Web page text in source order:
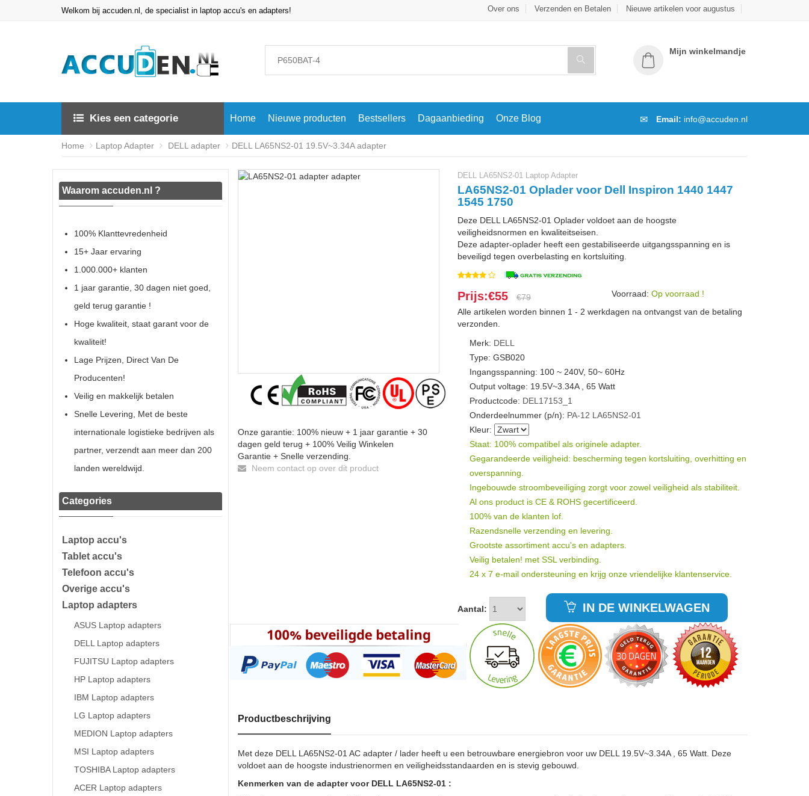
Welkom bij accuden.nl, de specialist in laptop accu's en adapters! Over ons Verzenden en Betalen Nieuwe artikelen voor augustus
Mijn winkelmandje
Kies een categorie Home Nieuwe producten Bestsellers Dagaanbieding Onze Blog Email: info@accuden.nl
Home Laptop Adapter DELL adapter DELL LA65NS2-01 19.5V~3.34A adapter
Waarom accuden.nl ?
100% Klanttevredenheid
15+ Jaar ervaring
1.000.000+ klanten
1 jaar garantie, 30 dagen niet goed,
geld terug garantie !
Hoge kwaliteit, staat garant voor de
kwaliteit!
Lage Prijzen, Direct Van De
Producenten!
Veilig en makkelijk betalen
Snelle Levering, Met de beste
internationale logistieke bedrijven als
partner, verzendt aan meer dan 200
landen wereldwijd.
Categories
Laptop accu's
Tablet accu's
Telefoon accu's
Overige accu's
Laptop adapters
ASUS Laptop adapters
DELL Laptop adapters
FUJITSU Laptop adapters
HP Laptop adapters
IBM Laptop adapters
LG Laptop adapters
MEDION Laptop adapters
MSI Laptop adapters
TOSHIBA Laptop adapters
ACER Laptop adapters
Onze garantie: 100% nieuw + 1 jaar garantie + 30
dagen geld terug + 100% Veilig Winkelen
Garantie + Snelle verzending.
Neem contact op over dit product
DELL LA65NS2-01 Laptop Adapter
LA65NS2-01 Oplader voor Dell Inspiron 1440 1447
1545 1750
Deze DELL LA65NS2-01 Oplader voldoet aan de hoogste
veiligheidsnormen en kwaliteitseisen.
Deze adapter-oplader heeft een gestabiliseerde uitgangsspanning en is
beveiligd tegen overbelasting en kortsluiting.
Prijs:€55 €79 Voorraad:Op voorraad !
Alle artikelen worden binnen 1 - 2 werkdagen na ontvangst van de betaling
verzonden.
Merk: DELL
Type: GSB020
Ingangsspanning: 100 ~ 240V, 50~ 60Hz
Output voltage: 19.5V~3.34A , 65 Watt
Productcode: DEL17153_1
Onderdeelnummer (p/n): PA-12 LA65NS2-01
Kleur:
Staat: 100% compatibel als originele adapter.
Gegarandeerde veiligheid: bescherming tegen kortsluiting, overhitting en
overspanning.
Ingebouwde stroombeveiliging zorgt voor zowel veiligheid als stabiliteit.
Al ons product is CE & ROHS gecertificeerd.
100% van de klanten lof.
Razendsnelle verzending en levering.
Grootste assortiment accu's en adapters.
Veilig betalen! met SSL verbinding.
24 x 7 e-mail ondersteuning en krijg onze vriendelijke klantenservice.
Aantal: IN DE WINKELWAGEN
Productbeschrijving
Met deze DELL LA65NS2-01 AC adapter / lader heeft u een betrouwbare energiebron voor uw DELL 19.5V~3.34A , 65 Watt. Deze
voldoet aan de hoogste industrienormen en veiligheidsstandaarden en is stevig gebouwd.
Kenmerken van de adapter voor DELL LA65NS2-01 :